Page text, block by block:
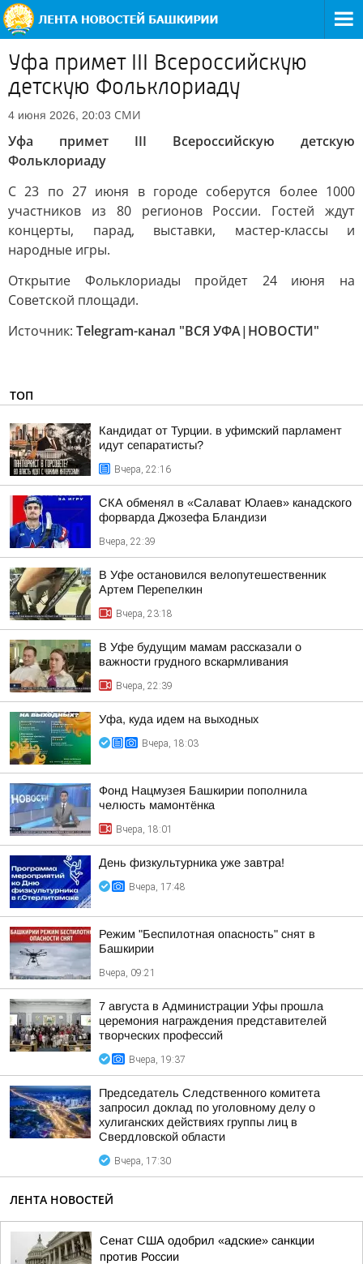
Уфа примет III Всероссийскую
детскую Фольклориаду
4 июня 2026, 20:03 СМИ
Уфа примет III Всероссийскую детскую
Фольклориаду
С 23 по 27 июня в городе соберутся более 1000
участников из 80 регионов России. Гостей ждут
концерты, парад, выставки, мастер-классы и
народные игры.
Открытие Фольклориады пройдет 24 июня на
Советской площади.
Источник: Telegram-канал "ВСЯ УФА|НОВОСТИ"
ТОП
Кандидат от Турции. в уфимский парламент
идут сепаратисты?
Вчера, 22:16
СКА обменял в «Салават Юлаев» канадского
форварда Джозефа Бландизи
Вчера, 22:39
В Уфе остановился велопутешественник
Артем Перепелкин
Вчера, 23:18
В Уфе будущим мамам рассказали о
важности грудного вскармливания
Вчера, 22:39
Уфа, куда идем на выходных
Вчера, 18:03
Фонд Нацмузея Башкирии пополнила
челюсть мамонтёнка
Вчера, 18:01
День физкультурника уже завтра!
Вчера, 17:48
Режим "Беспилотная опасность" снят в
Башкирии
Вчера, 09:21
7 августа в Администрации Уфы прошла
церемония награждения представителей
творческих профессий
Вчера, 19:37
Председатель Следственного комитета
запросил доклад по уголовному делу о
хулиганских действиях группы лиц в
Свердловской области
Вчера, 17:30
ЛЕНТА НОВОСТЕЙ
Сенат США одобрил «адские» санкции
против России